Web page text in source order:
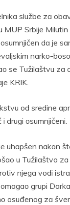
službe za
MUP Srbije Milutin
da je
narko-
se Tužilaštvu za
KRIK.
od sredine
drugi osumnjičeni.
uhapšen nakon
u Tužilaštvo
njega vodi
grupi
osuđenog za